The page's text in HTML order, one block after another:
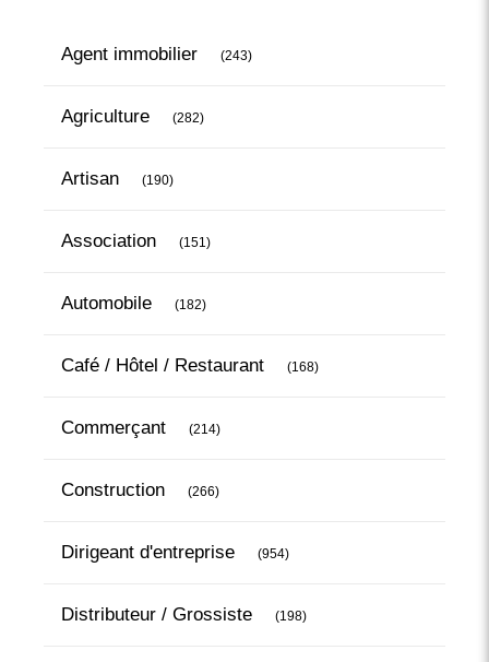
Agent immobilier (243)
Agriculture (282)
Artisan (190)
Association (151)
Automobile (182)
Café / Hôtel / Restaurant (168)
Commerçant (214)
Construction (266)
Dirigeant d'entreprise (954)
Distributeur / Grossiste (198)